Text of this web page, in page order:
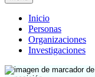
Inicio
Personas
Organizaciones
Investigaciones